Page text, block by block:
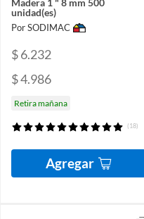
Madera 1 " 8 mm 500
unidad(es)
Por SODIMAC
$ 6.232
$ 4.986
Retira mañana
(18)
Agregar